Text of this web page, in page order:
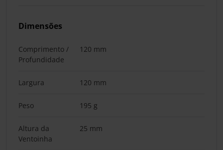
Dimensões
Comprimento /
Profundidade
120 mm
Largura 120 mm
Peso 195 g
Altura da
Ventoinha
25 mm